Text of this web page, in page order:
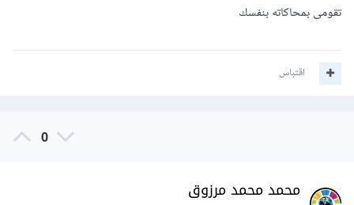
تقومى بمحاكاته بنفسك
اقتباس
0
محمد محمد مرزوق